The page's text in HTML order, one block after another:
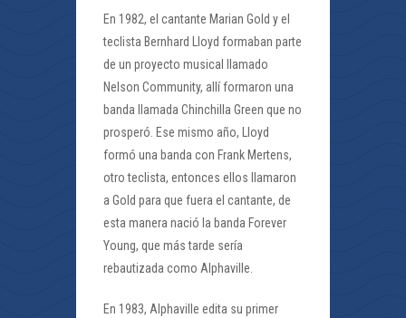
En 1982, el cantante Marian Gold y el
teclista Bernhard Lloyd formaban parte
de un proyecto musical llamado
Nelson Community, allí formaron una
banda llamada Chinchilla Green que no
prosperó. Ese mismo año, Lloyd
formó una banda con Frank Mertens,
otro teclista, entonces ellos llamaron
a Gold para que fuera el cantante, de
esta manera nació la banda Forever
Young, que más tarde sería
rebautizada como Alphaville.
En 1983, Alphaville edita su primer